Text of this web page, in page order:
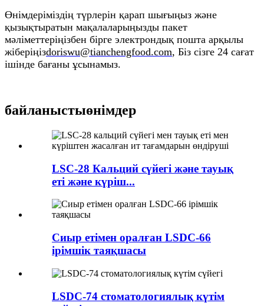
Өнімдеріміздің түрлерін қарап шығыңыз және
қызықтыратын мақалаларыңызды пакет
мәліметтеріңізбен бірге электрондық пошта арқылы
жіберіңізdoriswu@tianchengfood.com, Біз сізге 24 сағат
ішінде бағаны ұсынамыз.
байланыстыөнімдер
LSC-28 Кальций сүйегі және тауық
еті және күріш...
Сиыр етімен оралған LSDC-66
ірімшік таяқшасы
LSDC-74 стоматологиялық күтім